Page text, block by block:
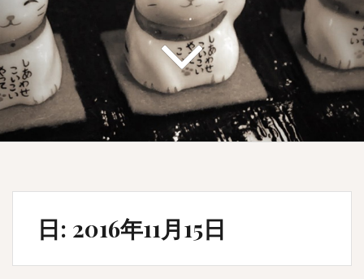
日: 2016年11月15日